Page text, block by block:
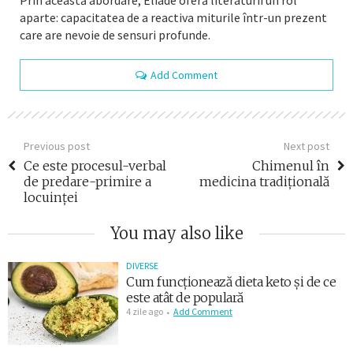
aparte: capacitatea de a reactiva miturile într-un prezent
care are nevoie de sensuri profunde.
Add Comment
Previous post
Ce este procesul-verbal
de predare-primire a
locuinței
Next post
Chimenul în
medicina tradițională
You may also like
DIVERSE
Cum funcționează dieta keto și de ce
este atât de populară
4 zile ago Add Comment